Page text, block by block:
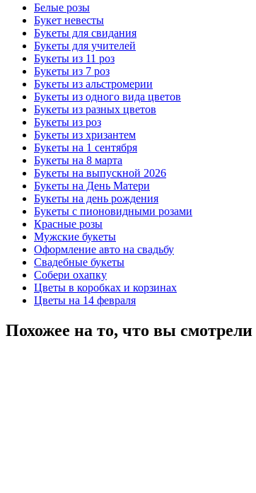
Белые розы
Букет невесты
Букеты для свидания
Букеты для учителей
Букеты из 11 роз
Букеты из 7 роз
Букеты из альстромерии
Букеты из одного вида цветов
Букеты из разных цветов
Букеты из роз
Букеты из хризантем
Букеты на 1 сентября
Букеты на 8 марта
Букеты на выпускной 2026
Букеты на День Матери
Букеты на день рождения
Букеты с пионовидными розами
Красные розы
Мужские букеты
Оформление авто на свадьбу
Свадебные букеты
Собери охапку
Цветы в коробках и корзинах
Цветы на 14 февраля
Похожее на то, что вы смотрели